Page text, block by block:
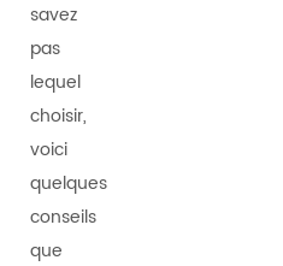
savez
pas
lequel
choisir,
voici
quelques
conseils
que